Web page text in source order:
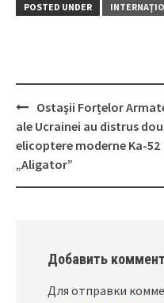
POSTED UNDER
Post
navigation
Ostaşii Forțelor
ale Ucrainei au distrus
elicoptere moderne Ka-52
„Aligator”
Добавить
Для отправки